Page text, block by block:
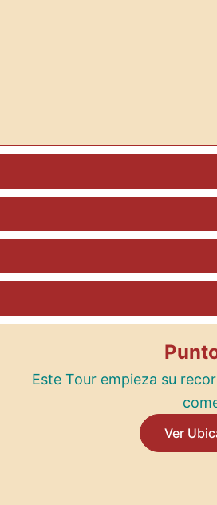
Este Tour empieza su
Ver